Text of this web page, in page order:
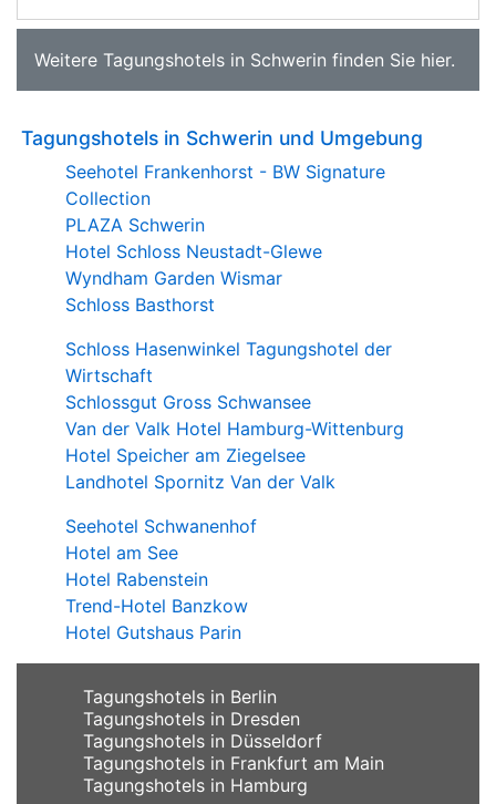
Weitere Tagungshotels in Schwerin finden Sie hier.
Tagungshotels in Schwerin und Umgebung
Seehotel Frankenhorst - BW Signature
Collection
PLAZA Schwerin
Hotel Schloss Neustadt-Glewe
Wyndham Garden Wismar
Schloss Basthorst
Schloss Hasenwinkel Tagungshotel der
Wirtschaft
Schlossgut Gross Schwansee
Van der Valk Hotel Hamburg-Wittenburg
Hotel Speicher am Ziegelsee
Landhotel Spornitz Van der Valk
Seehotel Schwanenhof
Hotel am See
Hotel Rabenstein
Trend-Hotel Banzkow
Hotel Gutshaus Parin
Tagungshotels in Berlin
Tagungshotels in Dresden
Tagungshotels in Düsseldorf
Tagungshotels in Frankfurt am Main
Tagungshotels in Hamburg